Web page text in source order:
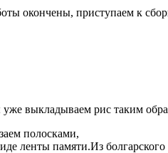
окончены, приступаем к
выкладываем рис таким
полосками,
ленты памяти.Из